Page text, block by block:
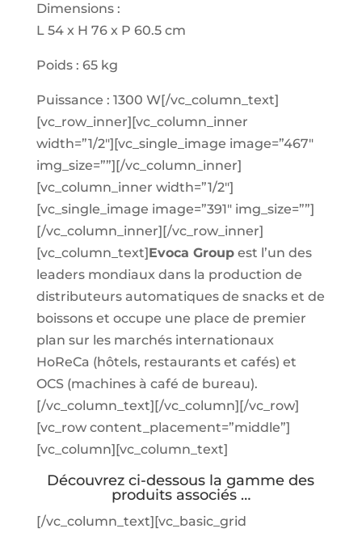
Dimensions :
L 54 x H 76 x P 60.5 cm
Poids : 65 kg
Puissance : 1300 W[/vc_column_text]
[vc_row_inner][vc_column_inner
width=”1/2″][vc_single_image image=”467″
img_size=””][/vc_column_inner]
[vc_column_inner width=”1/2″]
[vc_single_image image=”391″ img_size=””]
[/vc_column_inner][/vc_row_inner]
[vc_column_text]Evoca Groupest l’un des
leaders mondiaux dans la production de
distributeurs automatiques de snacks et de
boissons et occupe une place de premier
plan sur les marchés internationaux
HoReCa (hôtels, restaurants et cafés) et
OCS (machines à café de bureau).
[/vc_column_text][/vc_column][/vc_row]
[vc_row content_placement=”middle”]
[vc_column][vc_column_text]
Découvrez ci-dessous la gamme des
produits associés …
[/vc_column_text][vc_basic_grid